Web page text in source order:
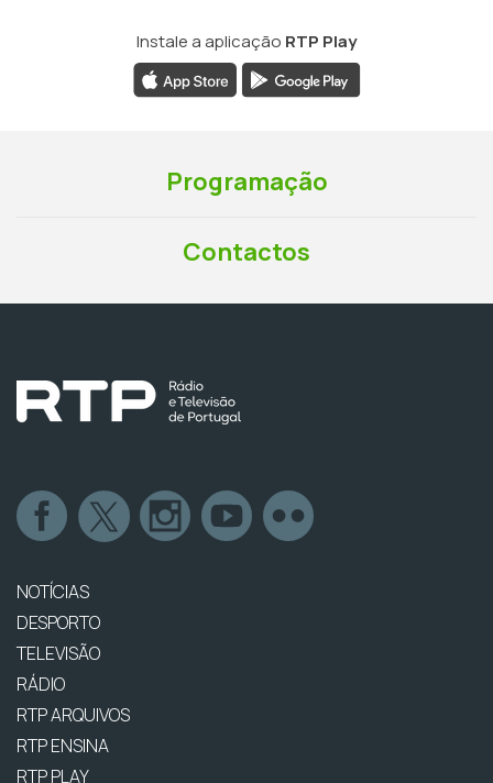
Instale a aplicação RTP Play
Programação
Contactos
NOTÍCIAS
DESPORTO
TELEVISÃO
RÁDIO
RTP ARQUIVOS
RTP ENSINA
RTP PLAY